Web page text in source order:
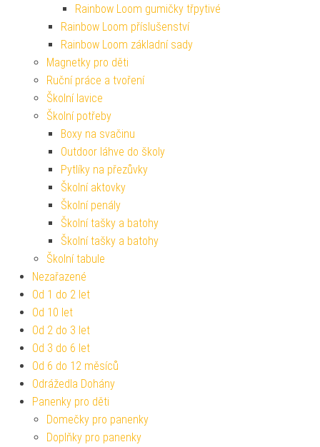
Rainbow Loom gumičky třpytivé
Rainbow Loom příslušenství
Rainbow Loom základní sady
Magnetky pro děti
Ruční práce a tvoření
Školní lavice
Školní potřeby
Boxy na svačinu
Outdoor láhve do školy
Pytlíky na přezůvky
Školní aktovky
Školní penály
Školní tašky a batohy
Školní tašky a batohy
Školní tabule
Nezařazené
Od 1 do 2 let
Od 10 let
Od 2 do 3 let
Od 3 do 6 let
Od 6 do 12 měsíců
Odrážedla Dohány
Panenky pro děti
Domečky pro panenky
Doplňky pro panenky